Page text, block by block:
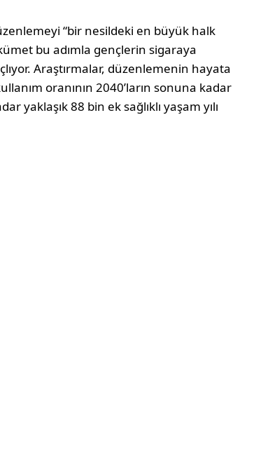
“bir nesildeki en büyük halk
bu adımla gençlerin sigaraya
Araştırmalar, düzenlemenin hayata
oranının 2040’ların sonuna kadar
yaklaşık 88 bin ek sağlıklı yaşam yılı